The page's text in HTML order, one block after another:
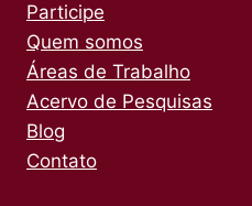
Participe
Quem somos
Áreas de Trabalho
Acervo de Pesquisas
Blog
Contato